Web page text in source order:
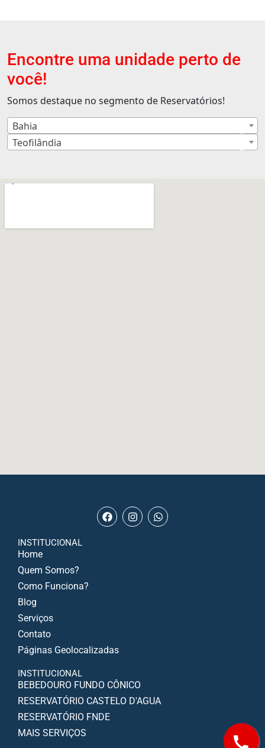
Encontre uma unidade perto de
você!
Somos destaque no segmento de Reservatórios!
×
Bahia
×
Teofilândia
INSTITUCIONAL
Home
Quem Somos?
Como Funciona?
Blog
Serviços
Contato
Páginas Geolocalizadas
INSTITUCIONAL
BEBEDOURO FUNDO CÔNICO
RESERVATÓRIO CASTELO D'AGUA
RESERVATÓRIO FNDE
MAIS SERVIÇOS